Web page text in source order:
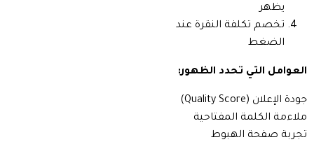
يظهر
تخصم تكلفة النقرة عند
الضغط
العوامل التي تحدد الظهور:
جودة الإعلان (Quality Score)
ملاءمة الكلمة المفتاحية
تجربة صفحة الهبوط